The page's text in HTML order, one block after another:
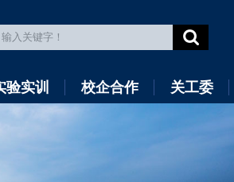
验实训 校企合作 关工委